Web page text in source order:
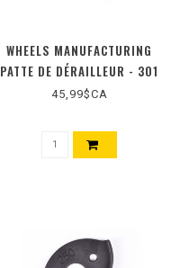
WHEELS MANUFACTURING
PATTE DE DÉRAILLEUR - 301
45,99$CA